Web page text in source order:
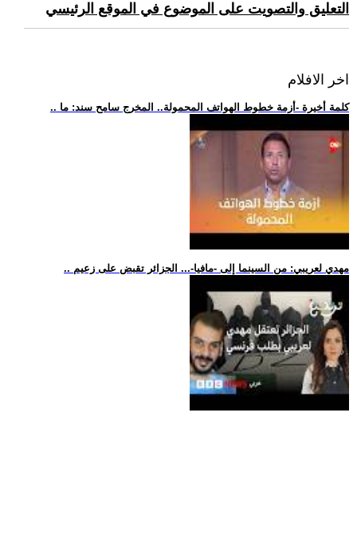
التعليق والتصويت على الموضوع في الموقع الرئيسي
اخر الافلام
.. كلمة أخيرة -أزمة خطوط الهواتف المحمولة.. المخرج سامح سند: ما
.. مهدي لعريبي: من السينما إلى -مافيا-... الجزائر تقبض على زعيم